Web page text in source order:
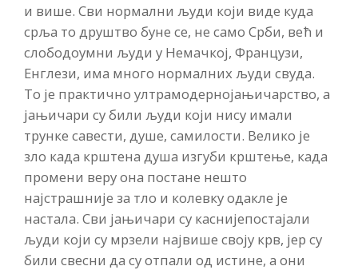
и више. Сви нормални људи који виде куда
срља то друштво буне се, не само Срби, већ и
слободоумни људи у Немачкој, Французи,
Енглези, има много нормалних људи свуда.
То је практично ултрамодернојањичарство, а
јањичари су били људи који нису имали
трунке савести, душе, самилости. Велико је
зло када крштена душа изгуби крштење, када
промени веру она постане нешто
најстрашније за тло и колевку одакле је
настала. Сви јањичари су каснијепостајали
људи који су мрзели највише своју крв, јер су
били свесни да су отпали од истине, а они